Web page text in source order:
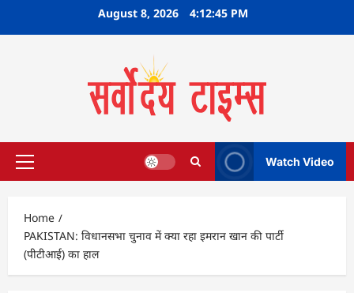
August 8, 2026 4:12:46 PM
Primary
Watch Video
Home
PAKISTAN: विधानसभा चुनाव में क्या रहा इमरान खान की पार्टी
(पीटीआई) का हाल